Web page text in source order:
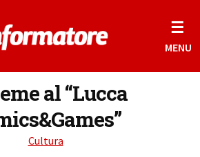
☰
MENU
al “Lucca
Cultura